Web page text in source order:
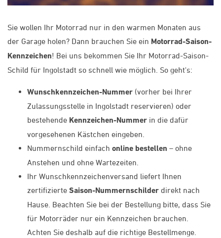
Sie wollen Ihr Motorrad nur in den warmen Monaten aus
der Garage holen? Dann brauchen Sie ein Motorrad-Saison-
Kennzeichen! Bei uns bekommen Sie Ihr Motorrad-Saison-
Schild für Ingolstadt so schnell wie möglich. So geht's:
Wunschkennzeichen-Nummer (vorher bei Ihrer
Zulassungsstelle in Ingolstadt reservieren) oder
bestehende Kennzeichen-Nummer in die dafür
vorgesehenen Kästchen eingeben.
Nummernschild einfach online bestellen – ohne
Anstehen und ohne Wartezeiten.
Ihr Wunschkennzeichenversand liefert Ihnen
zertifizierte Saison-Nummernschilder direkt nach
Hause. Beachten Sie bei der Bestellung bitte, dass Sie
für Motorräder nur ein Kennzeichen brauchen.
Achten Sie deshalb auf die richtige Bestellmenge.